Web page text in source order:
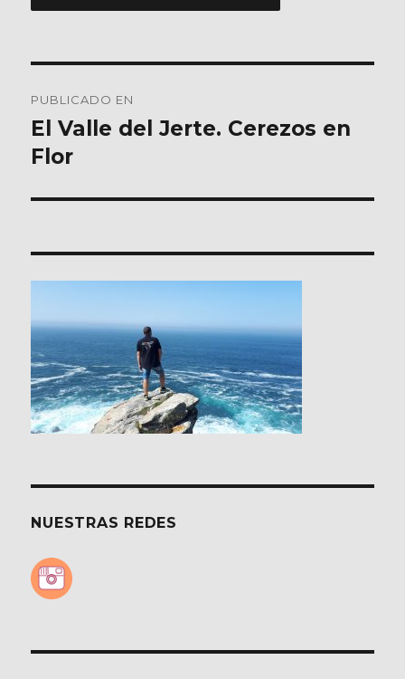
de
entradas
PUBLICADO EN
El Valle del Jerte. Cerezos en
Flor
NUESTRAS REDES